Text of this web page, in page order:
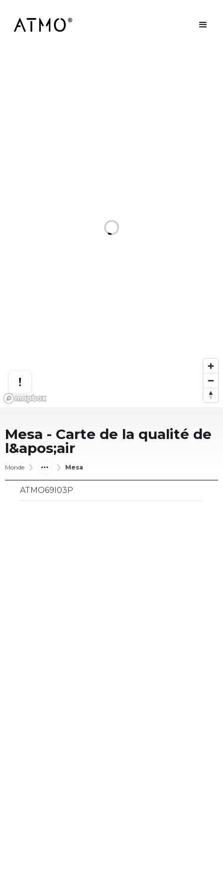
Mesa - Carte de la qualité de
l&apos;air
Monde Mesa
ATMO69I03P